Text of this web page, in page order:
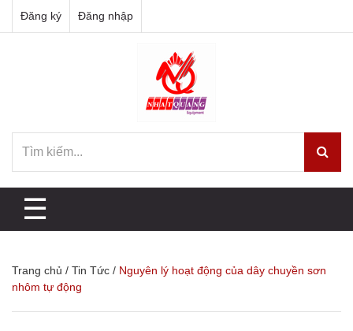
Đăng ký Đăng nhập
☰
Trang chủ / Tin Tức / Nguyên lý hoạt động của dây chuyền sơn
nhôm tự động